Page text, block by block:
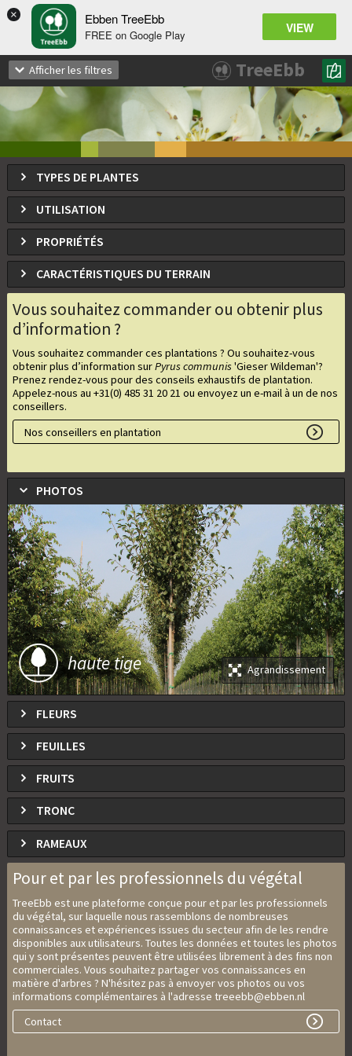
× Ebben TreeEbb
FREE on Google Play VIEW
Pyrus communis'Gieser Wildeman'
Poirier commun
TYPES DE PLANTES
UTILISATION
PROPRIÉTÉS
CARACTÉRISTIQUES DU TERRAIN
Vous souhaitez commander ou obtenir plus
d’information ?
Vous souhaitez commander ces plantations ? Ou souhaitez-vous
obtenir plus d’information surPyrus communis'Gieser Wildeman'?
Prenez rendez-vous pour des conseils exhaustifs de plantation.
Appelez-nous au +31(0) 485 31 20 21 ou envoyez un e-mail à un de nos
conseillers.
Nos conseillers en plantation
PHOTOS
Agrandissement
haute tige
FLEURS
FEUILLES
FRUITS
TRONC
RAMEAUX
Pour et par les professionnels du végétal
TreeEbb est une plateforme conçue pour et par les professionnels
du végétal, sur laquelle nous rassemblons de nombreuses
connaissances et expériences issues du secteur afin de les rendre
disponibles aux utilisateurs. Toutes les données et toutes les photos
qui y sont présentes peuvent être utilisées librement à des fins non
commerciales. Vous souhaitez partager vos connaissances en
matière d'arbres ? N'hésitez pas à envoyer vos photos ou vos
informations complémentaires à l'adresse treeebb@ebben.nl
Contact
Afficher les filtres TreeEbb